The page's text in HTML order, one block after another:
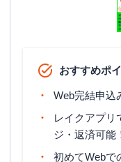
おすすめポ
Web完結申込
レイクアプリ
ジ・返済可能
初めてWebで